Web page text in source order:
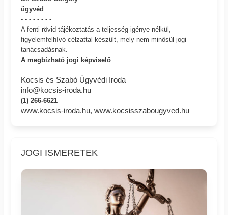
ügyvéd
- - - - - - - -
A fenti rövid tájékoztatás a teljesség igénye nélkül,
figyelemfelhívó célzattal készült, mely nem minősül jogi
tanácsadásnak.
A megbízható jogi képviselő
Kocsis és Szabó Ügyvédi Iroda
info@kocsis-iroda.hu
(1) 266-6621
www.kocsis-iroda.hu,www.kocsisszabougyved.hu
JOGI ISMERETEK